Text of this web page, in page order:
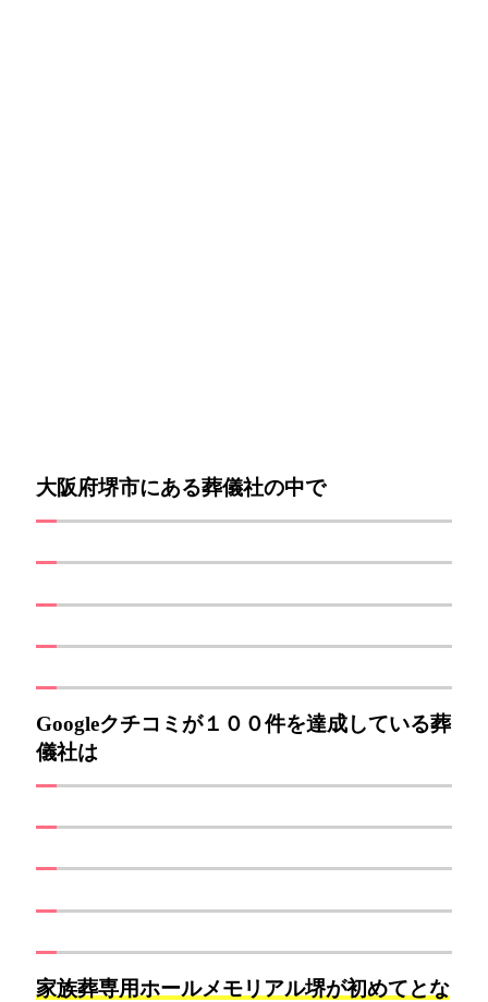
大阪府堺市にある葬儀社の中で
Googleクチコミが１００件を達成している葬
儀社は
家族葬専用ホールメモリアル堺が初めてとな